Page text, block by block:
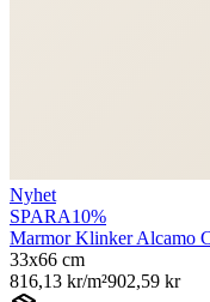
Nyhet
SPARA10%
Marmor Klinker Alcamo
33x66 cm
816,13 kr/m²902,59 kr